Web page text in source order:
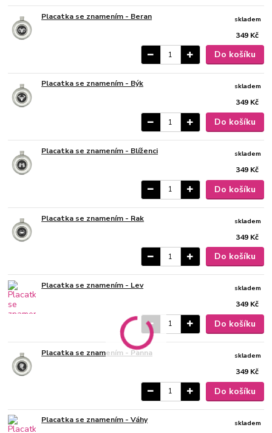
Placatka se znamením - Beran
349 Kč
skladem
Do košíku
Placatka se znamením - Býk
349 Kč
skladem
Do košíku
Placatka se znamením - Blíženci
349 Kč
skladem
Do košíku
Placatka se znamením - Rak
349 Kč
skladem
Do košíku
Placatka se znamením - Lev
349 Kč
skladem
Do košíku
Placatka se znamením - Panna
349 Kč
skladem
Do košíku
Placatka se znamením - Váhy
skladem